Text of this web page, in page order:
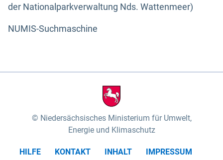
der Nationalparkverwaltung Nds. Wattenmeer)
NUMIS-Suchmaschine
Niedersächsisches Ministerium für Umwelt,
Energie und Klimaschutz
HILFE KONTAKT INHALT
IMPRESSUM